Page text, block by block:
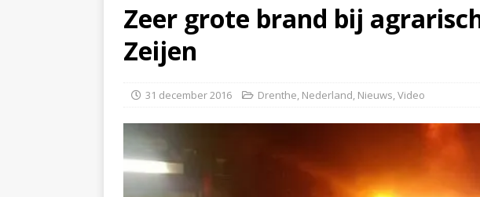
NIEUWS
Machine brand in Wijster(Video)
Zeer grote brand bij
Zeijen
31 december 2016 Drenthe, Nederland, Nieuws,Video